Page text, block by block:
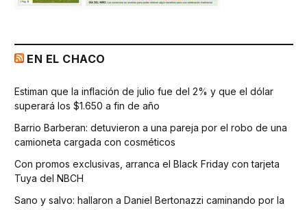
EN EL CHACO
Estiman que la inflación de julio fue del 2% y que el dólar
superará los $1.650 a fin de año
Barrio Barberan: detuvieron a una pareja por el robo de una
camioneta cargada con cosméticos
Con promos exclusivas, arranca el Black Friday con tarjeta
Tuya del NBCH
Sano y salvo: hallaron a Daniel Bertonazzi caminando por la